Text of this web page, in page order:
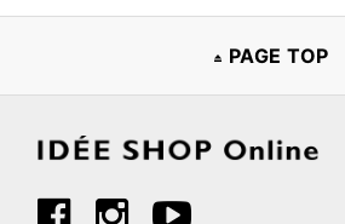
PAGE TOP